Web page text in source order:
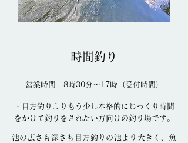
時間釣り
営業時間 8時30分～17時（受付時間）
・目方釣りよりもう少し本格的にじっくり時間
をかけて釣りをされたい方向けの釣り場です。
池の広さも深さも目方釣りの池より大きく、魚